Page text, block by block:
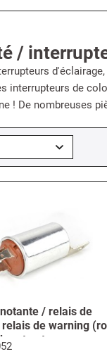
/
interrupteurs de
! De nombreuses
/ relais de
de warning
et autres...